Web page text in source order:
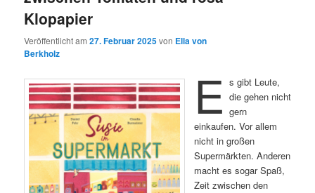
Klopapier
Veröffentlicht am27. Februar 2025von Ella von
Berkholz
E s gibt Leute,
die gehen nicht
gern
einkaufen. Vor allem
nicht in großen
Supermärkten. Anderen
macht es sogar Spaß,
Zeit zwischen den